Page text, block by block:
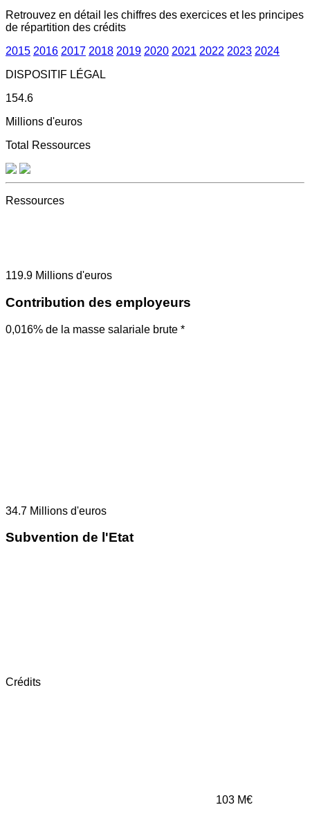
Retrouvez en détail les chiffres des exercices et les principes
de répartition des crédits
2015 2016 2017 2018 2019 2020 2021 2022 2023 2024
DISPOSITIF LÉGAL
154.6
Millions d'euros
Total Ressources
Ressources
119.9 Millions d'euros
Contribution des employeurs
0,016% de la masse salariale brute *
34.7 Millions d'euros
Subvention de l'Etat
Crédits
103 M€